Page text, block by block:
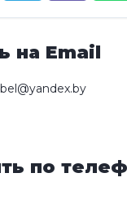
на Email
по